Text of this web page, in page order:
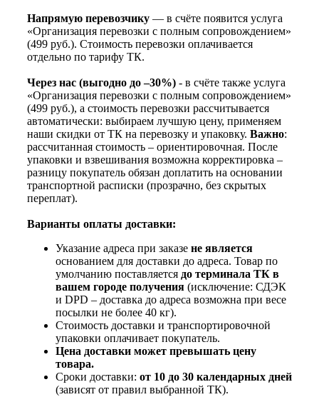
Напрямую перевозчику — в счёте появится услуга
«Организация перевозки с полным сопровождением»
(499 руб.). Стоимость перевозки оплачивается
отдельно по тарифу ТК.
Через нас (выгодно до –30%) - в счёте также услуга
«Организация перевозки с полным сопровождением»
(499 руб.), а стоимость перевозки рассчитывается
автоматически: выбираем лучшую цену, применяем
наши скидки от ТК на перевозку и упаковку. Важно:
рассчитанная стоимость – ориентировочная. После
упаковки и взвешивания возможна корректировка –
разницу покупатель обязан доплатить на основании
транспортной расписки (прозрачно, без скрытых
переплат).
Варианты оплаты доставки:
Указание адреса при заказе не является
основанием для доставки до адреса. Товар по
умолчанию поставляется до терминала ТК в
вашем городе получения (исключение: СДЭК
и DPD – доставка до адреса возможна при весе
посылки не более 40 кг).
Стоимость доставки и транспортировочной
упаковки оплачивает покупатель.
Цена доставки может превышать цену
товара.
Сроки доставки: от 10 до 30 календарных дней
(зависят от правил выбранной ТК).